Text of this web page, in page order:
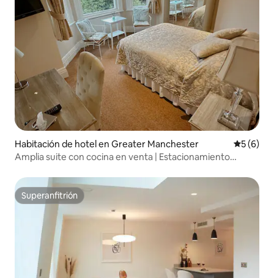
Habitación de hotel en Greater Manchester
5 (6)
Amplia suite con cocina en venta | Estacionamiento
Superanfitrión
Superanfitrión